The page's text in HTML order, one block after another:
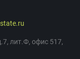
лит.Ф, офис 517,